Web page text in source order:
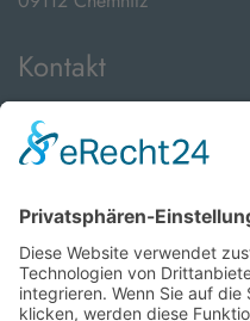
Kontakt
Telefon:
+49 371 24089000
info@viveto-immobilien.de
Öffnungszeiten